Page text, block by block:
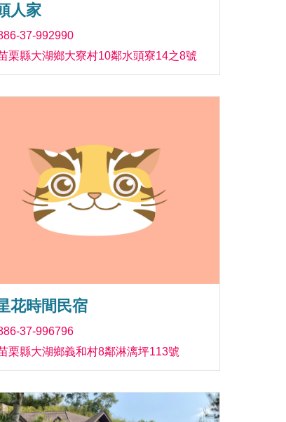
人家
37-992990
栗縣大湖鄉大寮村10鄰水頭寮14之8號
花時間民宿
37-996796
栗縣大湖鄉義和村8鄰淋漓坪113號